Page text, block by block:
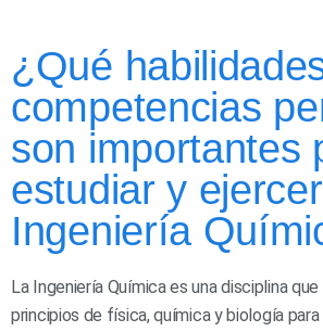
¿Qué
competencias
son importantes
estudiar y ejercer
Ingeniería
La Ingeniería Química es una disciplina
principios de física, química y biología